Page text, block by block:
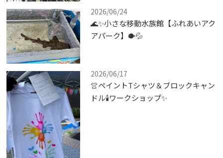
2026/06/24
🌊✨小さな移動水族館【ふれあいアク
アパーク】🐡💦
2026/06/17
👚ペイントTシャツ＆ブロックキャン
ドル🕯ワークショップ✨